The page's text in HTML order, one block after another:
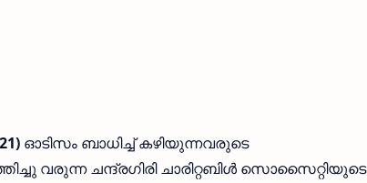
ഓടിസം ബാധിച്ച്‌ കഴിയുന്നവരുടെ
വരുന്ന ചന്ദ്രഗിരി ചാരിറ്റബിൾ സൊസൈറ്റിയുടെ